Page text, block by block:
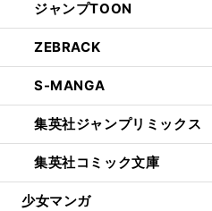
ジャンプTOON
ZEBRACK
S-MANGA
集英社ジャンプリミックス
集英社コミック文庫
少女マンガ